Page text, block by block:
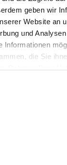
geben wir
Website an
und
Informationen
die Sie